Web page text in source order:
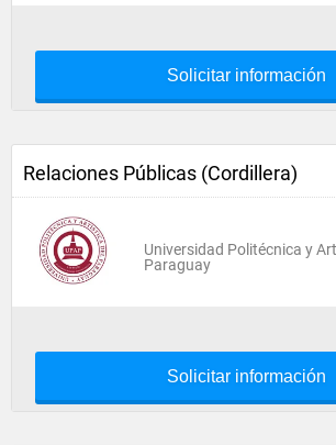
Solicitar información
Relaciones Públicas (Cordillera)
Universidad Politécnica y
Paraguay
Solicitar información